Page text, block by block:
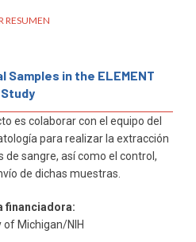
RESUMEN
in the ELEMENT
Study
es colaborar con el equipo del
para realizar la extracción
de sangre, así como el control,
de dichas muestras.
financiadora:
of Michigan/NIH